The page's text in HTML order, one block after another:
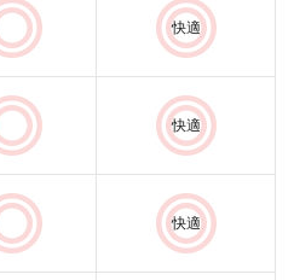
快適
快適
快適